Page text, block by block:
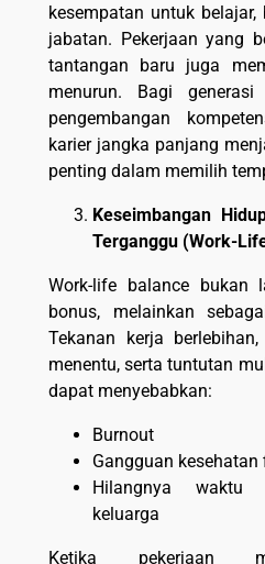
kesempatan untuk
jabatan. Pekerjaan yang
tantangan baru juga
menurun. Bagi
pengembangan
karier jangka panjang
penting dalam memilih
Keseimbangan
Terganggu (Work-
Work-life balance bukan
bonus, melainkan
Tekanan kerja
menentu, serta tuntutan
dapat menyebabkan:
Burnout
Gangguan
Hilangnya waktu
keluarga
Ketika pekerjaan